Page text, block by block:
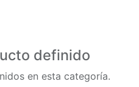
definido
en esta categoría.